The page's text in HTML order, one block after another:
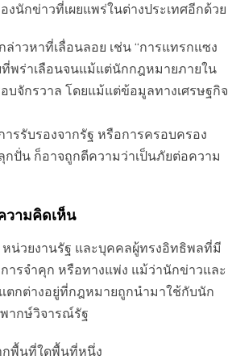
นักข่าวที่เผยแพร่ในต่างประเทศอีกด้วย
าวหาที่เลื่อนลอย เช่น “การแทรกแซง
ที่พร่าเลือนจนแม้แต่นักกฎหมายภายใน
จักรวาล โดยแม้แต่ข้อมูลทางเศรษฐกิจ
รรับรองจากรัฐ หรือการครอบครอง
กปั่น ก็อาจถูกตีความว่าเป็นภัยต่อความ
วามคิดเห็น
น่วยงานรัฐ และบุคคลผู้ทรงอิทธิพลที่มี
ารจำคุก หรือทางแพ่ง แม้ว่านักข่าวและ
ตกต่างอยู่ที่กฎหมายถูกนำมาใช้กับนัก
ากษ์วิจารณ์รัฐ
กพื้นที่ใดพื้นที่หนึ่ง